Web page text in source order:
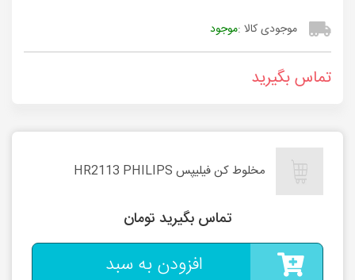
موجودی کالا :موجود
تماس بگیرید
مخلوط کن فیلیپس HR2113 PHILIPS
تماس بگیرید تومان
افزودن به سبد